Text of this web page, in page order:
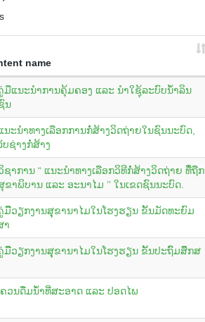
name
ມືແນະນໍາການຄຸ້ມຄອງ ແລະ ນໍາໃຊຸ້ລະບົບນໍ້າລິນ
ນ
ນະນໍາທາງເລືອກການກໍໍ່ສ້າງວິດຖ່າຍໃນຊົນນະບົດ,
ຊ່າງກໍ່ສ້າງ
ຊາການ “ ແນະນໍາທາງເລືອກວິທີກໍໍ່ສ້າງວິດຖ່າຍ ທີໍ່ຖືກ
ຂາພິບານ ແລະ ອະນາໄມ ’’ ໃນເຂດຊົນນະບົດ.
ມືືວຽກງານສຸຸຂານາໄມໃນໂຮງຮຽນ ຂັ້ນມັດທະຍົມ
າ
ມືືວຽກງານສຸຸຂານາໄມໃນໂຮງຮຽນ ຂັ້ນປະຖົົມສຶຶກສ
ຄວນດື່ມນ້ຳທີ່ສະອາດ ແລະ ປອດໄພ